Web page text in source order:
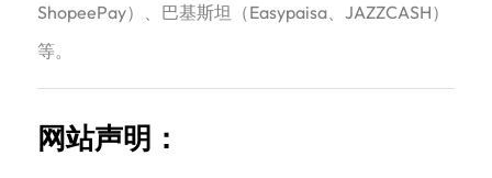
ShopeePay）、巴基斯坦（Easypaisa、JAZZCASH）
等。
网站声明：